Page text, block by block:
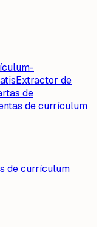
Extractor de
de
de currículum
de currículum